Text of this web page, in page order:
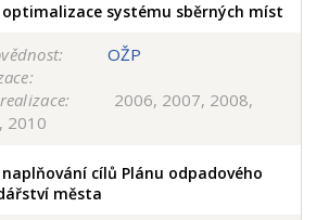
optimalizace systému sběrných míst
OŽP
2006, 2007, 2008,
2010
naplňování cílů Plánu odpadového
města